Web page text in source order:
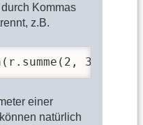
Kommas
z.B.
3.7));
einer
natürlich